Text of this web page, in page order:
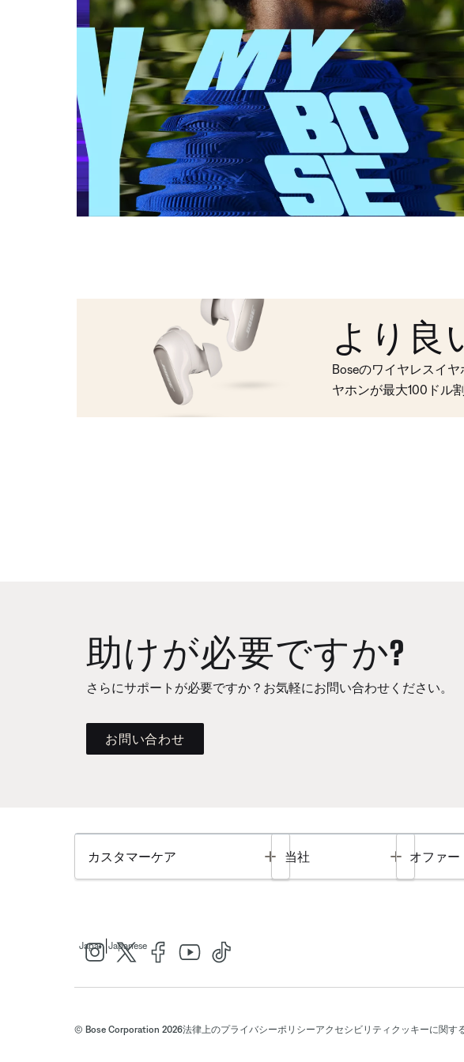
より良
Boseのワイヤレスイ
ヤホンが最大100ドル
助けが必要ですか?
さらにサポートが必要ですか？お気軽にお問い合わせください。
お問い合わせ
カスタマーケア Toggle
当社 Toggle
オファー
Japan Japanese
© Bose Corporation 2026法律上のプライバシーポリシーアクセシビリティ クッキーに関す